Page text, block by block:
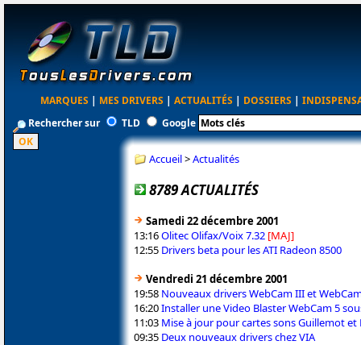
MARQUES | MES DRIVERS | ACTUALITÉS | DOSSIERS |
Rechercher sur
TLD Google
Accueil>Actualités
8789 ACTUALITÉS
Samedi 22 décembre 2001
13:16Olitec Olifax/Voix 7.32 [MAJ]
12:55 Drivers beta pour les ATI Radeon 8500
Vendredi 21 décembre 2001
19:58 Nouveaux drivers WebCam III et
16:20Installer une Video Blaster WebCam 5
11:03 Mise à jour pour cartes sons Guillemot et
09:35 Deux nouveaux drivers chez VIA